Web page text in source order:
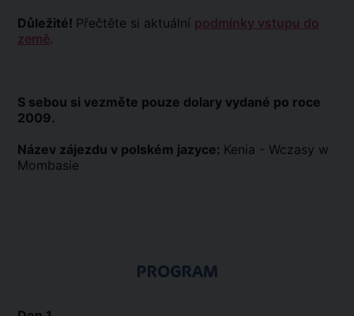
Důležité! Přečtěte si aktuální podmínky vstupu do
země.
S sebou si vezměte pouze dolary vydané po roce
2009.
Název zájezdu v polském jazyce: Kenia - Wczasy w
Mombasie
PROGRAM